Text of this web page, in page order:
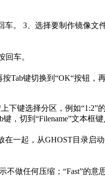
。 3、选择要制作镜像
车。
Tab键切换到“OK“按钮，再
下键选择分区，例如
，切到“Filename”文本框键
一起，从GHOST目录启
做任何压缩；“Fast”的